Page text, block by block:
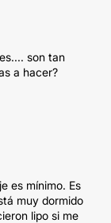
son tan
a hacer?
es mínimo. Es
muy dormido
lipo si me